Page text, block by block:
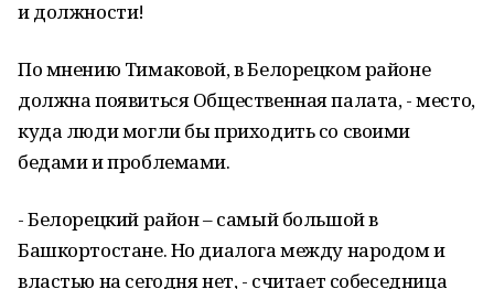
и должности!
По мнению Тимаковой, в Белорецком районе
должна появиться Общественная палата, - место,
куда люди могли бы приходить со своими
бедами и проблемами.
- Белорецкий район – самый большой в
Башкортостане. Но диалога между народом и
властью на сегодня нет, - считает собеседница